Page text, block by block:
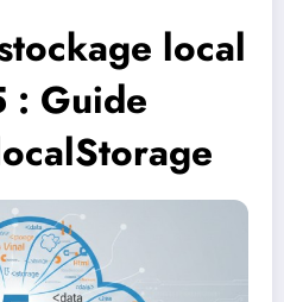
local
: Guide